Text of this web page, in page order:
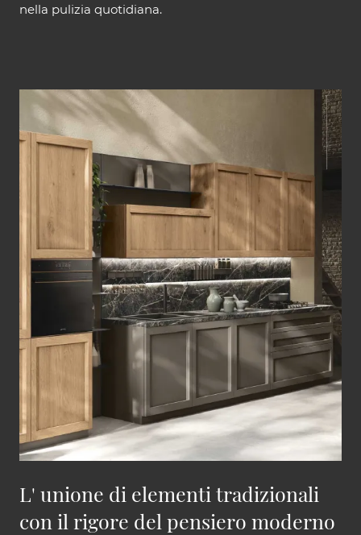
nella pulizia quotidiana.
L' unione di elementi tradizionali
con il rigore del pensiero moderno